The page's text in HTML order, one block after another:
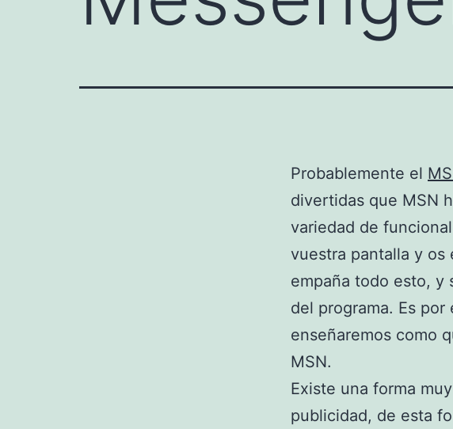
Probablemente el
divertidas que MSN
variedad de
vuestra pantalla y os
empaña todo esto, y
del programa. Es
enseñaremos como
MSN.
Existe una forma
publicidad, de esta